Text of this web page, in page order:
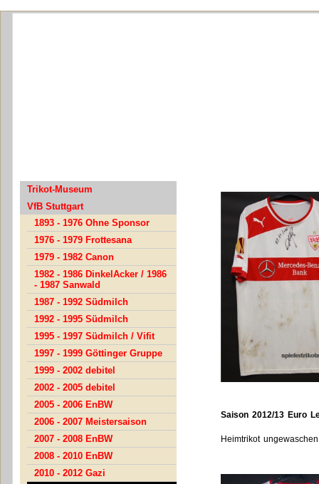
Trikot-Museum
VfB Stuttgart
1893 - 1976 Ohne Sponsor
1976 - 1979 Frottesana
1979 - 1982 Canon
1982 - 1986 DinkelAcker / 1986
- 1987 Sanwald
1987 - 1992 Südmilch
1992 - 1995 Südmilch
1995 - 1997 Südmilch / Vifit
1997 - 1999 Göttinger Gruppe
1999 - 2002 debitel
2002 - 2005 debitel
2005 - 2006 EnBW
2006 - 2007 Meistersaison
2007 - 2008 EnBW
2008 - 2010 EnBW
2010 - 2012 Gazi
Saison 2012/13 Euro
Heimtrikot